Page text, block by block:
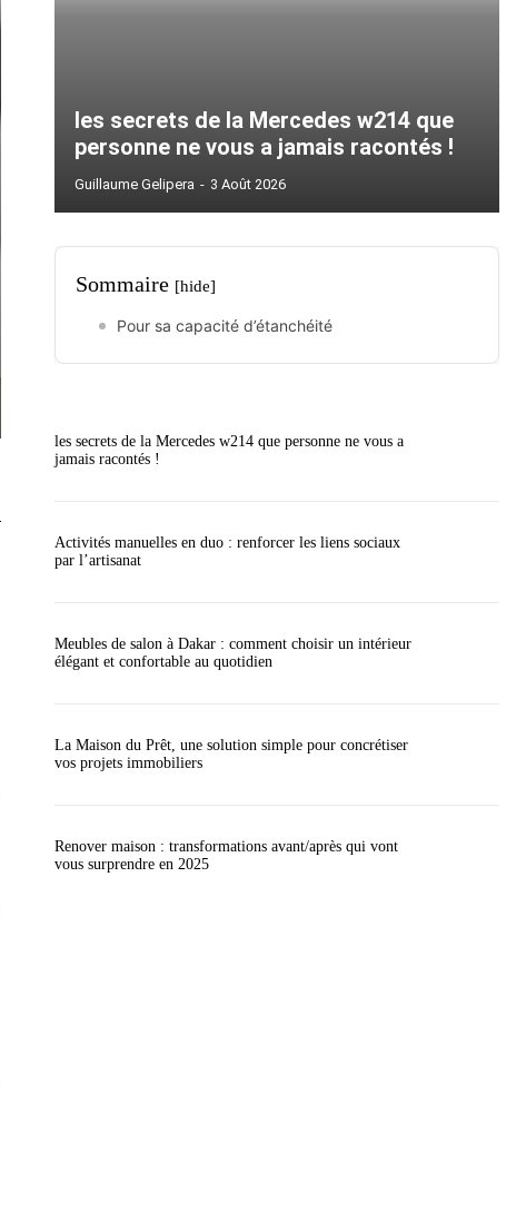
les secrets de la Mercedes w214 que
personne ne vous a jamais racontés !
Guillaume Gelipera - 3 Août 2026
Sommaire [hide]
Pour sa capacité d’étanchéité
les secrets de la Mercedes w214 que personne ne vous a
jamais racontés !
Activités manuelles en duo : renforcer les liens sociaux
par l’artisanat
Meubles de salon à Dakar : comment choisir un intérieur
élégant et confortable au quotidien
La Maison du Prêt, une solution simple pour concrétiser
vos projets immobiliers
Renover maison : transformations avant/après qui vont
vous surprendre en 2025